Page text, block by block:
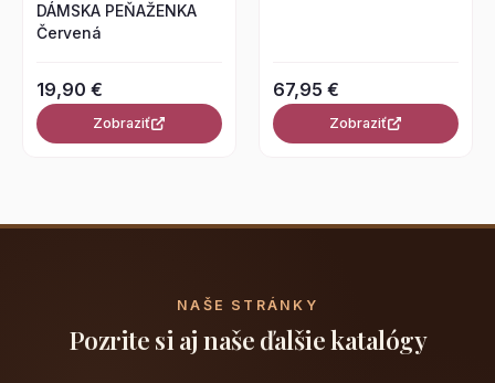
DÁMSKA PEŇAŽENKA
Červená
19,90 €
Zobraziť
67,95 €
Zobraziť
NAŠE STRÁNKY
Pozrite si aj naše ďalšie katalógy